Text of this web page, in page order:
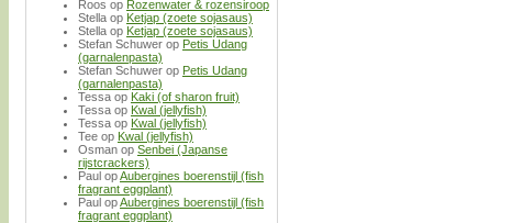
Roos op Rozenwater & rozensiroop
Stella op Ketjap (zoete sojasaus)
Stella op Ketjap (zoete sojasaus)
Stefan Schuwer op Petis Udang
(garnalenpasta)
Stefan Schuwer op Petis Udang
(garnalenpasta)
Tessa op Kaki (of sharon fruit)
Tessa op Kwal (jellyfish)
Tessa op Kwal (jellyfish)
Tee op Kwal (jellyfish)
Osman op Senbei (Japanse
rijstcrackers)
Paul opAubergines boerenstijl (fish
fragrant eggplant)
Paul opAubergines boerenstijl (fish
fragrant eggplant)